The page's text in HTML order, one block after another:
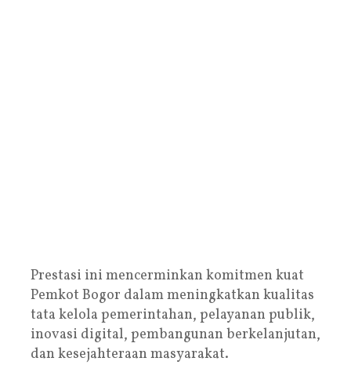
Prestasi ini mencerminkan komitmen kuat
Pemkot Bogor dalam meningkatkan kualitas
tata kelola pemerintahan, pelayanan publik,
inovasi digital, pembangunan berkelanjutan,
dan kesejahteraan masyarakat.